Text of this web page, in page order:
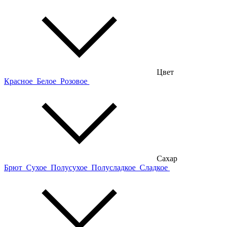
Цвет
Красное Белое Розовое
Сахар
Брют Сухое Полусухое Полусладкое Сладкое